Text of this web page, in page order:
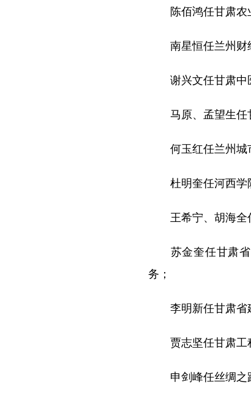
陈佰鸿任甘肃农
南星恒任兰州财
谢兴文任甘肃中
马原、孟望生任
何玉红任兰州城
杜明奎任河西学
王希宁、胡海全
苏金奎任甘肃省
务；
李明新任甘肃省
贾志坚任甘肃工
申剑峰任丝绸之